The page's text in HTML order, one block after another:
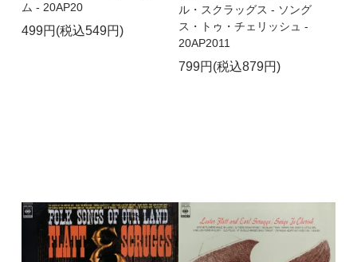
ム - 20AP20
499円(税込549円)
ル・スクラッグス - ソング
ス・トゥ・チェリッシュ -
20AP2011
799円(税込879円)